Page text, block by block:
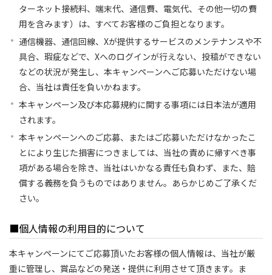
ターネット接続料、端末代、通信費、電気代、その他一切の費
用を含みます）は、すべてお客様のご負担となります。
通信機器、通信回線、Xが提供するサービスのメンテナンスや不
具合、瑕疵などで、Xへのログインが行えない、投稿ができない
などの状況が発生し、本キャンペーンへご応募いただけない場
合、当社は責任を負いかねます。
本キャンペーン及び本応募規約に関する事項には日本法が適用
されます。
本キャンペーンへのご応募、またはご応募いただけなかったこ
とにより生じた損害につきましては、当社の責めに帰すべき事
項がある場合を除き、当社はいかなる責任も負わず、また、賠
償する義務を負うものではありません。あらかじめご了承くだ
さい。
■個人情報の利用目的について
本キャンペーンにてご応募頂いたお客様の個人情報は、当社が厳
重に管理し、賞品などの発送・提供に利用させて頂きます。ま